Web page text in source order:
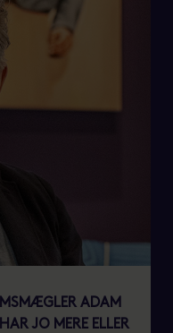
ADAM
JO MERE ELLER